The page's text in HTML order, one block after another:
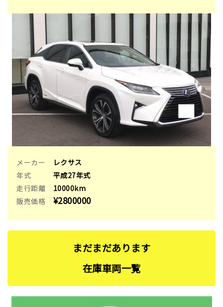
メーカー
レクサス
年式
平成27年式
走行距離
10000km
販売価格
¥2800000
まだまだあります
在庫⾞両一覧